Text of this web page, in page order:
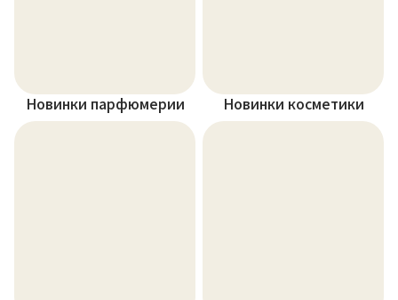
Новинки парфюмерии Новинки косметики